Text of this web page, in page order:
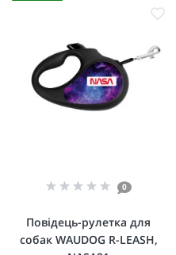
0
Повідець-рулетка для
собак WAUDOG R-LEASH,